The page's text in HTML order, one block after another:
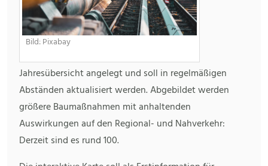
Bild: Pixabay
Jahresübersicht angelegt und soll in regelmäßigen
Abständen aktualisiert werden. Abgebildet werden
größere Baumaßnahmen mit anhaltenden
Auswirkungen auf den Regional- und Nahverkehr:
Derzeit sind es rund 100.